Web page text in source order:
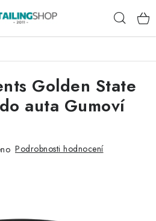
Golden State
auta Gumoví
Podrobnosti hodnocení